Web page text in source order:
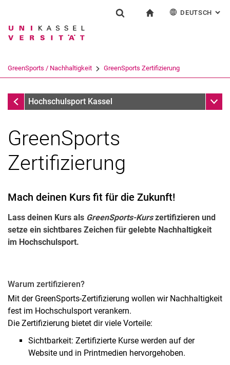
Springe direkt zu: Inhalt
Springe direkt zu: Suche
Springe direkt zu:
Suchbegriff
Suchen (öffnet externen Link in einem
DEUTSCH :
GreenSports / Nachhaltigkeit GreenSports Zertifizierung
GreenSports / Nachhaltigkeit
Hochschulsport Kassel
GreenSports
Zertifizierung
Mach deinen Kurs fit für die Zukunft!
Lass deinen Kurs als GreenSports-Kurszertifizieren und
setze ein sichtbares Zeichen für gelebte Nachhaltigkeit
im Hochschulsport.
Warum zertifizieren?
Mit der GreenSports-Zertifizierung wollen wir Nachhaltigkeit
fest im Hochschulsport verankern.
Die Zertifizierung bietet dir viele Vorteile:
Sichtbarkeit: Zertifizierte Kurse werden auf der
Website und in Printmedien hervorgehoben.